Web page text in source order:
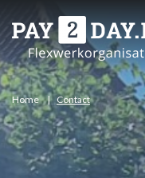
Home Contact